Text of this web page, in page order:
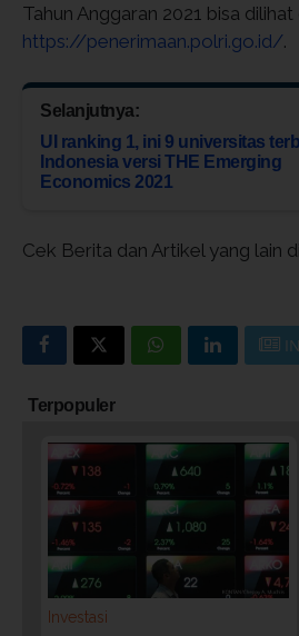
Tahun Anggaran 2021 bisa dilihat
https://penerimaan.polri.go.id/.
Selanjutnya:
UI ranking 1, ini 9 universitas
Indonesia versi THE Emerging
Economics 2021
Cek Berita dan Artikel yang lain di
Terpopuler
Investasi